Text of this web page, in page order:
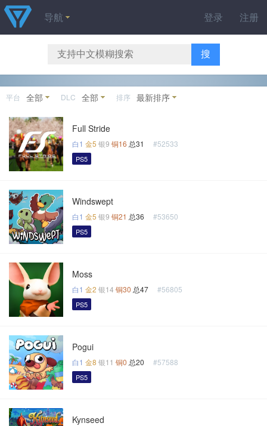
登录 注册
导航
搜
平台 全部 DLC 全部 排序 最新排序
Full Stride
白1 金5 银9 铜16 总31 #52533
PS5
Windswept
白1 金5 银9 铜21 总36 #53650
PS5
Moss
白1 金2 银14 铜30 总47 #56805
PS5
Pogui
白1 金8 银11 铜0 总20 #57588
PS5
Kynseed